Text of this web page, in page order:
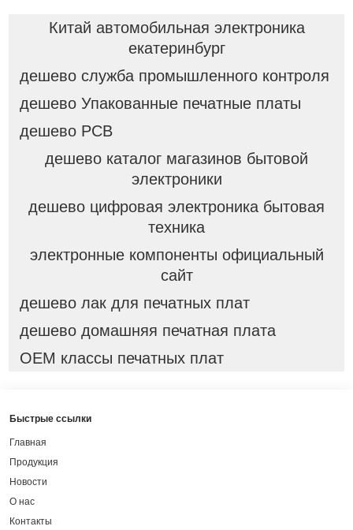
Китай автомобильная электроника
екатеринбург
дешево служба промышленного контроля
дешево Упакованные печатные платы
дешево PCB
дешево каталог магазинов бытовой
электроники
дешево цифровая электроника бытовая
техника
электронные компоненты официальный
сайт
дешево лак для печатных плат
дешево домашняя печатная плата
OEM классы печатных плат
Быстрые ссылки
Главная
Продукция
Новости
О нас
Контакты